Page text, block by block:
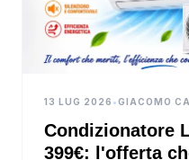
13 LUG 2026 •GIACOMO
Condizionatore
399€: l'offerta